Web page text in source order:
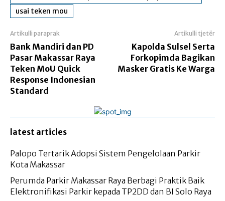
usai teken mou
Artikulli paraprak
Bank Mandiri dan PD
Pasar Makassar Raya
Teken MoU Quick
Response Indonesian
Standard
Artikulli tjetër
Kapolda Sulsel Serta
Forkopimda Bagikan
Masker Gratis Ke Warga
latest articles
Palopo Tertarik Adopsi Sistem Pengelolaan Parkir
Kota Makassar
Perumda Parkir Makassar Raya Berbagi Praktik Baik
Elektronifikasi Parkir kepada TP2DD dan BI Solo Raya